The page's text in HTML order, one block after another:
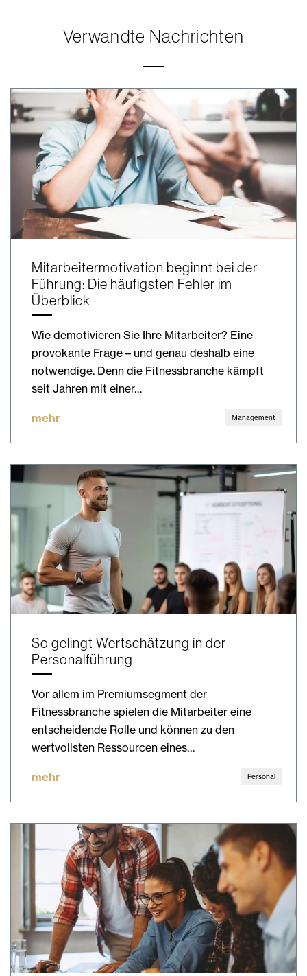
Verwandte Nachrichten
Mitarbeitermotivation beginnt bei der
Führung: Die häufigsten Fehler im
Überblick
Wie demotivieren Sie Ihre Mitarbeiter? Eine
provokante Frage – und genau deshalb eine
notwendige. Denn die Fitnessbranche kämpft
seit Jahren mit einer…
mehr Management
So gelingt Wertschätzung in der
Personalführung
Vor allem im Premiumsegment der
Fitnessbranche spielen die Mitarbeiter eine
entscheidende Rolle und können zu den
wertvollsten Ressourcen eines…
mehr Personal